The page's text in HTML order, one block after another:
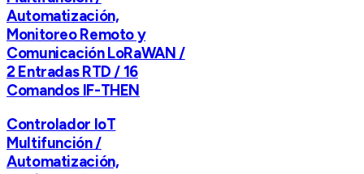
Automatización,
Monitoreo Remoto y
Comunicación LoRaWAN /
2 Entradas RTD / 16
Comandos IF-THEN
Controlador IoT
Multifunción /
Automatización,